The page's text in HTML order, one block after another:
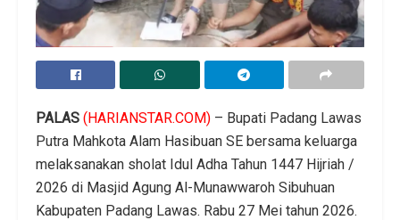
PALAS (HARIANSTAR.COM) – Bupati Padang Lawas
Putra Mahkota Alam Hasibuan SE bersama keluarga
melaksanakan sholat Idul Adha Tahun 1447 Hijriah /
2026 di Masjid Agung Al-Munawwaroh Sibuhuan
Kabupaten Padang Lawas. Rabu 27 Mei tahun 2026.